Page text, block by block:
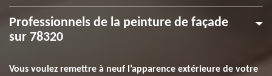
Professionnels de la peinture de façade
sur 78320
Vous voulez remettre à neuf l’apparence extérieure de votre